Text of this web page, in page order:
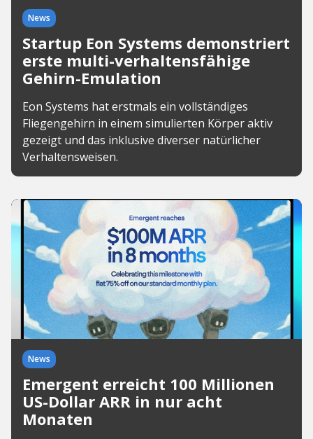
News
Startup Eon Systems demonstriert
erste multi-verhaltensfähige
Gehirn-Emulation
Eon Systems hat erstmals ein vollständiges
Fliegengehirn in einem simulierten Körper aktiv
gezeigt und das inklusive diverser natürlicher
Verhaltensweisen.
News
Emergent erreicht 100 Millionen
US-Dollar ARR in nur acht
Monaten